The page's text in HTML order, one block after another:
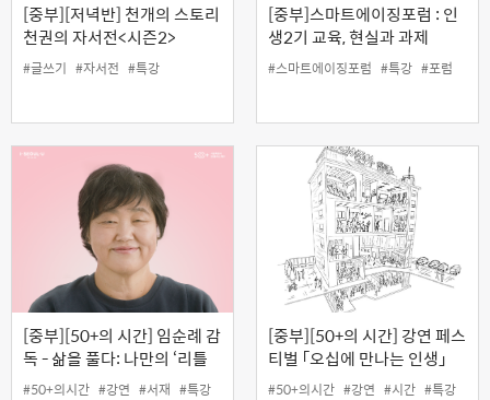
[중부][저녁반] 천개의 스토리
천권의 자서전<시즌2>
#글쓰기 #자서전 #특강
[중부]스마트에이징포럼 : 인
생2기 교육, 현실과 과제
#스마트에이징포럼 #특강 #포럼
[중부][50+의 시간] 임순례 감
독 - 삶을 풀다: 나만의 ‘리틀
포레스트’ 찾기
#50+의시간 #강연 #서재 #특강
[중부][50+의 시간] 강연 페스
티벌 「오십에 만나는 인생」
#50+의시간 #강연 #시간 #특강